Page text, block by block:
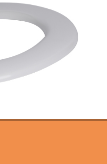
Grym
Haining AEM Import
sanitetsgods
med fokus på